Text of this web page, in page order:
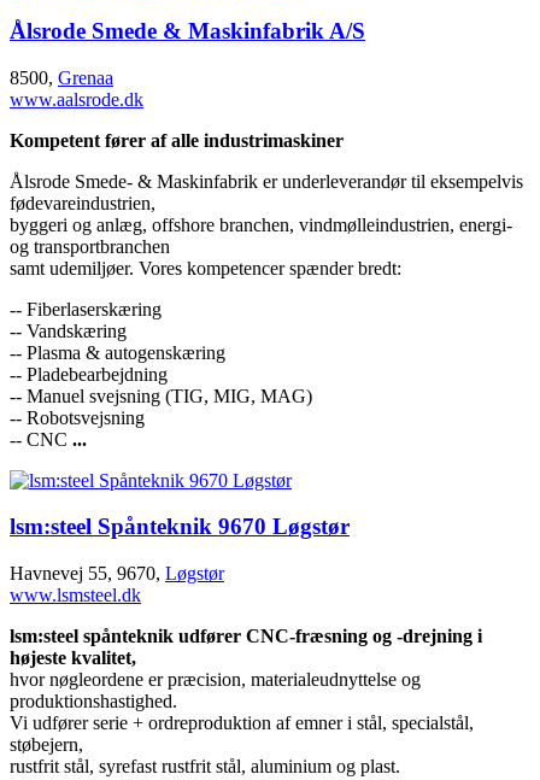
Ålsrode Smede & Maskinfabrik A/S
8500, Grenaa
www.aalsrode.dk
Kompetent fører af alle industrimaskiner
Ålsrode Smede- & Maskinfabrik er underleverandør til eksempelvis
fødevareindustrien,
byggeri og anlæg, offshore branchen, vindmølleindustrien, energi-
og transportbranchen
samt udemiljøer. Vores kompetencer spænder bredt:
-- Fiberlaserskæring
-- Vandskæring
-- Plasma & autogenskæring
-- Pladebearbejdning
-- Manuel svejsning (TIG, MIG, MAG)
-- Robotsvejsning
-- CNC ...
lsm:steel Spånteknik 9670 Løgstør
Havnevej 55, 9670, Løgstør
www.lsmsteel.dk
lsm:steel spånteknik udfører CNC-fræsning og -drejning i
højeste kvalitet,
hvor nøgleordene er præcision, materialeudnyttelse og
produktionshastighed.
Vi udfører serie + ordreproduktion af emner i stål, specialstål,
støbejern,
rustfrit stål, syrefast rustfrit stål, aluminium og plast.